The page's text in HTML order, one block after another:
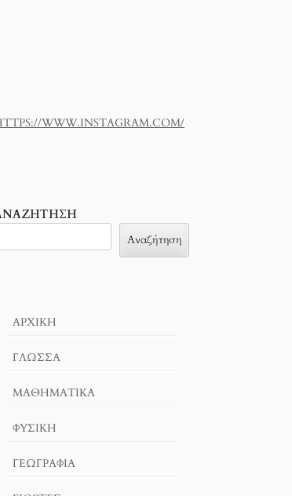
WWW.INSTAGRAM.COM/
Αναζήτηση
ΑΡΧΙΚΉ
ΓΛΏΣΣΑ
ΜΑΘΗΜΑΤΙΚΆ
ΦΥΣΙΚΗ
ΓΕΩΓΡΑΦΊΑ